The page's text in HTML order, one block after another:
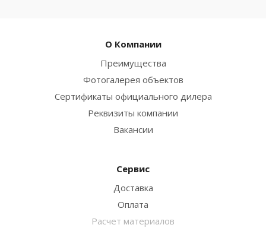
О Компании
Преимущества
Фотогалерея объектов
Сертификаты официального дилера
Реквизиты компании
Вакансии
Сервис
Доставка
Оплата
Расчет материалов